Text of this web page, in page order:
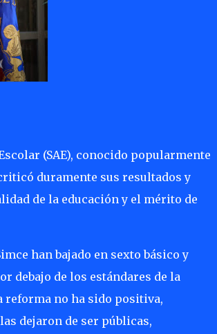
(SAE), conocido popularmente
duramente sus resultados y
de la educación y el mérito de
han bajado en sexto básico y
debajo de los estándares de la
reforma no ha sido positiva,
dejaron de ser públicas,